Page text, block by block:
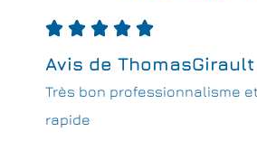
    
Avis de ThomasGirault
Très bon professionnalisme
rapide